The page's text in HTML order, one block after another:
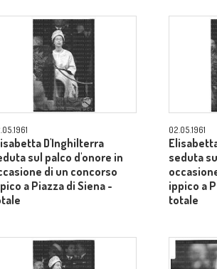
D'Inghilterra
sul palco d'onore in
di un concorso
a Piazza di Siena -
02.05.1961
seduta
ippico a
totale